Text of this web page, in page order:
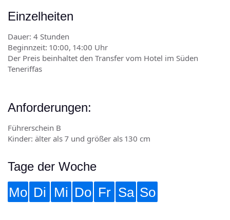
Einzelheiten
Dauer: 4 Stunden
Beginnzeit: 10:00, 14:00 Uhr
Der Preis beinhaltet den Transfer vom Hotel im Süden
Teneriffas
Anforderungen:
Führerschein B
Kinder: älter als 7 und größer als 130 cm
Tage der Woche
Mo Di Mi Do Fr Sa So